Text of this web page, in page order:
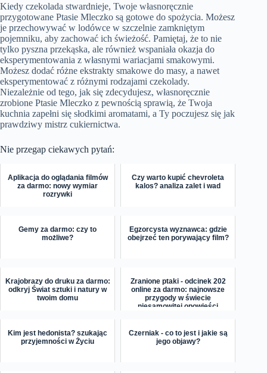
Kiedy czekolada stwardnieje, Twoje własnoręcznie
przygotowane Ptasie Mleczko są gotowe do spożycia. Możesz
je przechowywać w lodówce w szczelnie zamkniętym
pojemniku, aby zachować ich świeżość. Pamiętaj, że to nie
tylko pyszna przekąska, ale również wspaniała okazja do
eksperymentowania z własnymi wariacjami smakowymi.
Możesz dodać różne ekstrakty smakowe do masy, a nawet
eksperymentować z różnymi rodzajami czekolady.
Niezależnie od tego, jak się zdecydujesz, własnoręcznie
zrobione Ptasie Mleczko z pewnością sprawią, że Twoja
kuchnia zapełni się słodkimi aromatami, a Ty poczujesz się jak
prawdziwy mistrz cukiernictwa.
Nie przegap ciekawych pytań:
Aplikacja do oglądania filmów
za darmo: nowy wymiar
rozrywki
Czy warto kupić chevroleta
kalos? analiza zalet i wad
Gemy za darmo: czy to
możliwe?
Egzorcysta wyznawca: gdzie
obejrzeć ten porywający film?
Krajobrazy do druku za darmo:
odkryj Świat sztuki i natury w
twoim domu
Zranione ptaki - odcinek 202
online za darmo: najnowsze
przygody w świecie
niesamowitej opowieści
Kim jest hedonista? szukając
przyjemności w Życiu
Czerniak - co to jest i jakie są
jego objawy?